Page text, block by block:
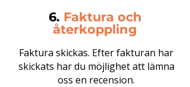
6. Faktura och
återkoppling
Faktura skickas. Efter fakturan har
skickats har du möjlighet att lämna
oss en recension.